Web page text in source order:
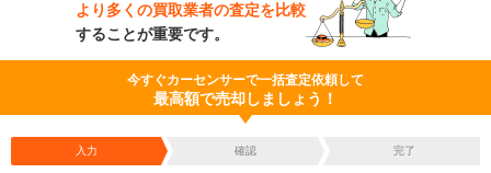
より多くの買取業者の査定を比較
することが重要です。
今すぐカーセンサーで一括査定依頼して
最高額で売却しましょう！
入力 確認 完了